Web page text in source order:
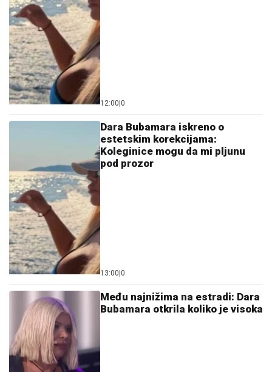
12:00 0
Dara Bubamara iskreno o
estetskim korekcijama:
Koleginice mogu da mi pljunu
pod prozor
13:00 0
Među najnižima na estradi: Dara
Bubamara otkrila koliko je visoka